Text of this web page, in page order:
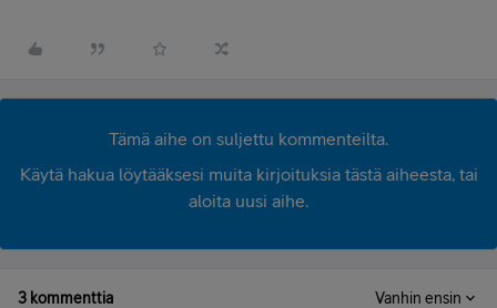
Tämä aihe on suljettu kommenteilta.
Käytä hakua löytääksesi muita kirjoituksia tästä aiheesta, tai
aloita uusi aihe.
3 kommenttia Vanhin ensin